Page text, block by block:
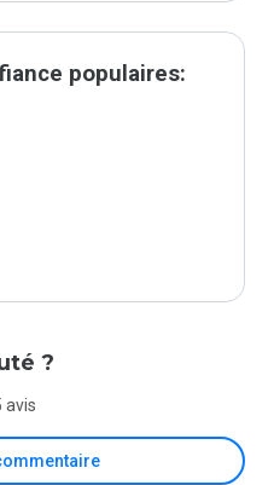
populaires:
?
avis